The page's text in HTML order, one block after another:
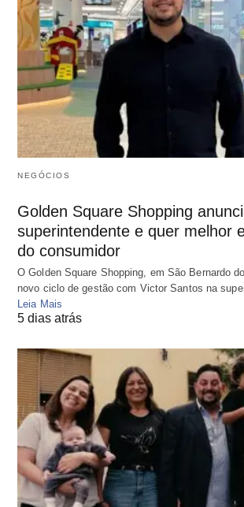
NEGÓCIOS
Golden Square Shopping
superintendente e quer melhor
do consumidor
O Golden Square Shopping, em São Bernardo
novo ciclo de gestão com Victor Santos na
Leia Mais
5 dias atrás